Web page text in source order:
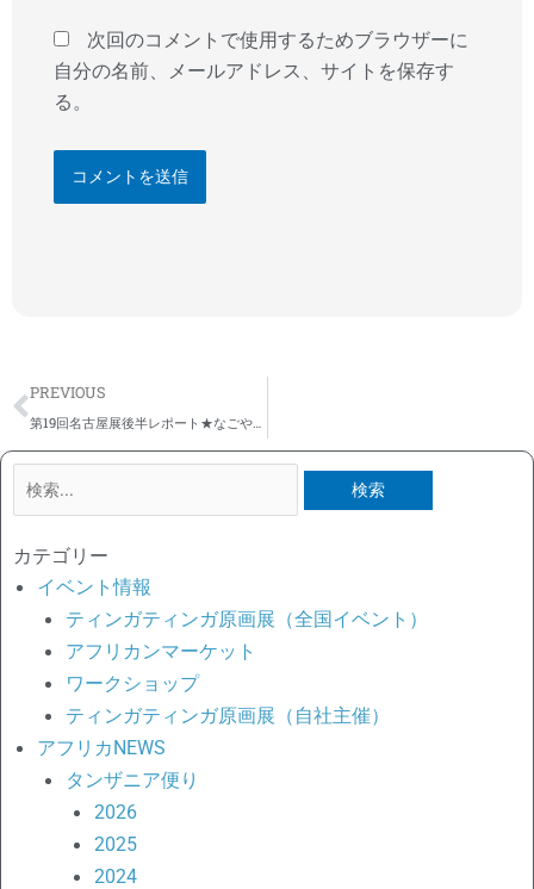
次回のコメントで使用するためブラウザーに
自分の名前、メールアドレス、サイトを保存す
る。
Prev
PREVIOUS
検
象:
カテゴリー
イベント情報
ティンガティンガ原画展（全国イベント）
アフリカンマーケット
ワークショップ
ティンガティンガ原画展（自社主催）
アフリカNEWS
タンザニア便り
2026
2025
2024